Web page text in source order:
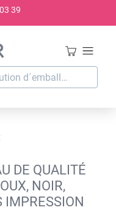
39
DE QUALITÉ
NOIR,